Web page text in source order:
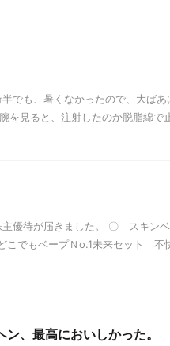
でも、暑くなかったので、大ばあ
を見ると、注射したのか脱脂綿で
優待が届きました。 〇 スキン
でもベープＮo.1未来セット 不
、最高においしかった。